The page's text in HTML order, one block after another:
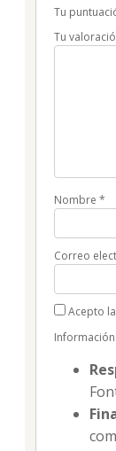
Tu
Tu
Nombre *
Correo
Acepto